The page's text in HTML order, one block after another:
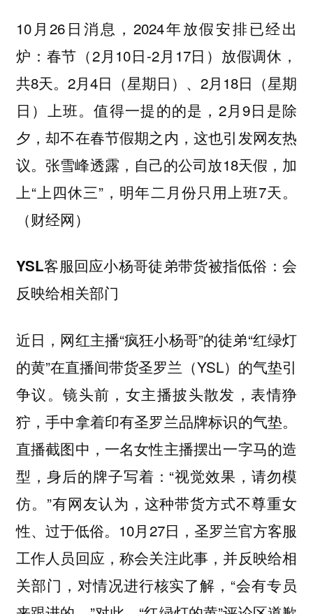
10月26日消息，2024年放假安排已经出
炉：春节（2月10日-2月17日）放假调休，
共8天。2月4日（星期日）、2月18日（星期
日）上班。值得一提的的是，2月9日是除
夕，却不在春节假期之内，这也引发网友热
议。张雪峰透露，自己的公司放18天假，加
上“上四休三”，明年二月份只用上班7天。
（财经网）
YSL客服回应小杨哥徒弟带货被指低俗：会
反映给相关部门
近日，网红主播“疯狂小杨哥”的徒弟“红绿灯
的黄”在直播间带货圣罗兰（YSL）的气垫引
争议。镜头前，女主播披头散发，表情狰
狞，手中拿着印有圣罗兰品牌标识的气垫。
直播截图中，一名女性主播摆出一字马的造
型，身后的牌子写着：“视觉效果，请勿模
仿。”有网友认为，这种带货方式不尊重女
性、过于低俗。10月27日，圣罗兰官方客服
工作人员回应，称会关注此事，并反映给相
关部门，对情况进行核实了解，“会有专员